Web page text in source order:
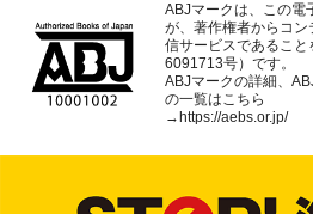
ABJマークは、この電
が、著作権者からコ
信サービスであるこ
6091713号）です。
ABJマークの詳細、
の一覧はこちら
→ https://aebs.or.jp/